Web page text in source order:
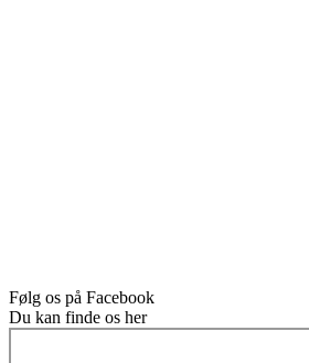
Følg os på Facebook
Du kan finde os her